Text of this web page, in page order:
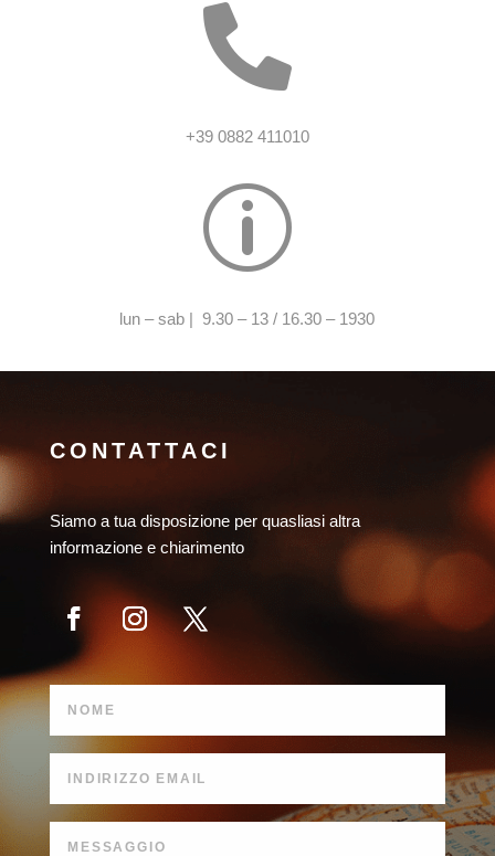

+39 0882 411010
p
lun – sab | 9.30 – 13 / 16.30 – 1930
CONTATTACI
Siamo a tua disposizione per quasliasi altra
informazione e chiarimento